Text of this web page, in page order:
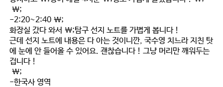
\;
-2:20~2:40 \;
화장실 갔다 와서 \;탐구 선지 노트를 가볍게 봅니다 !
근데 선지 노트에 내용은 다 아는 것이니깐, 국수영 치느라 지친 탓
에 눈에 안 들어올 수 있어요. 괜찮습니다 ! 그냥 머리만 깨워두는
겁니다 !
\;
-한국사 영역